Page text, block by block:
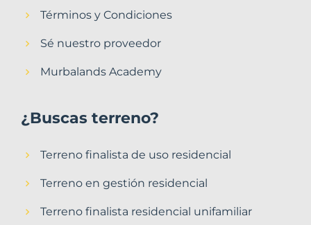
Términos y Condiciones
Sé nuestro proveedor
Murbalands Academy
¿Buscas terreno?
Terreno finalista de uso residencial
Terreno en gestión residencial
Terreno finalista residencial unifamiliar